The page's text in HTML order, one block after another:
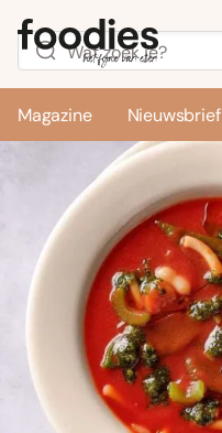
Magazine Nieuwsbrief